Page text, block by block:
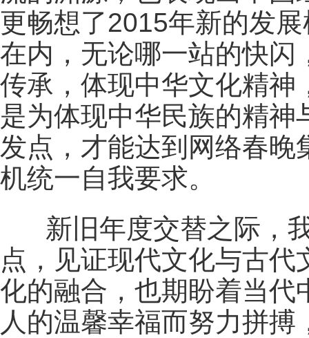
更畅想了2015年新的发
在内，无论哪一站的快闪
传承，体现中华文化精神
是为体现中华民族的精
发点，才能达到网络春晚
机统一自我要求。
新旧年度交替之际，
点，见证现代文化与古
化的融合，也期盼着当代
人的温馨幸福而努力拼搏